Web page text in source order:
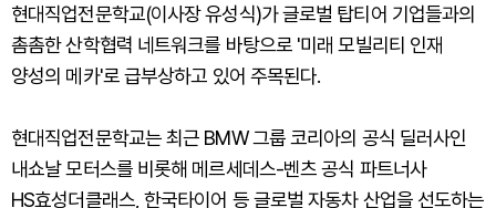
현대직업전문학교(이사장 유성식)가 글로벌 탑티어 기업들과의
촘촘한 산학협력 네트워크를 바탕으로 '미래 모빌리티 인재
양성의 메카'로 급부상하고 있어 주목된다.
현대직업전문학교는 최근 BMW 그룹 코리아의 공식 딜러사인
내쇼날 모터스를 비롯해 메르세데스-벤츠 공식 파트너사
HS효성더클래스, 한국타이어 등 글로벌 자동차 산업을 선도하는